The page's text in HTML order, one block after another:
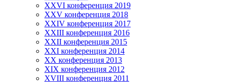
XXVI конференция 2019
XXV конференция 2018
XXIV конференция 2017
XXIII конференция 2016
XXII конференция 2015
XXI конференция 2014
XX конференция 2013
XIX конференция 2012
XVIII конференция 2011